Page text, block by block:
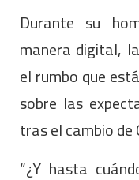
Durante su
manera digital,
el rumbo que
sobre las
tras el cambio de
“¿Y hasta